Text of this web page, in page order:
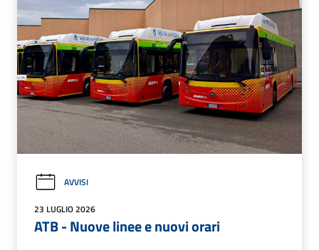
AVVISI
23 LUGLIO 2026
ATB - Nuove linee e nuovi orari